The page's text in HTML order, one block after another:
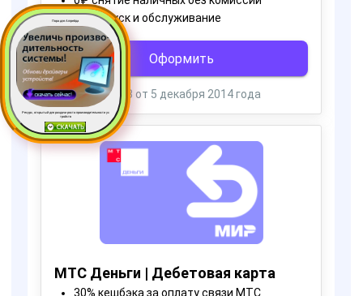
Пора для Апгрейда
Ресурс, открытый для раздачи роста производительности ус
тройств